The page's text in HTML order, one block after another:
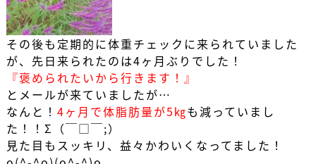
その後も定期的に体重チェックに来られていました
が、先日来られたのは4ヶ月ぶりでした！
『褒められたいから行きます！』
とメールが来ていましたが…
なんと！ 4ヶ月で体脂肪量が5㎏も減っていまし
た！！Σ（￣□￣;）
見た目もスッキリ、益々かわいくなってました！